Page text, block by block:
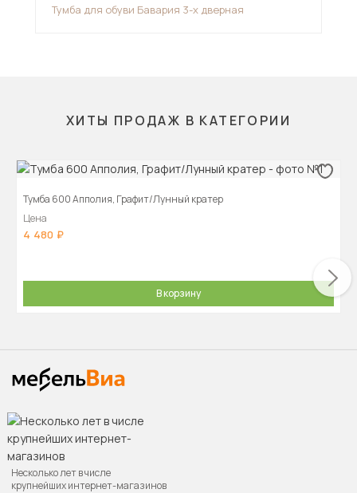
Тумба для обуви Бавария 3-х дверная
ХИТЫ ПРОДАЖ В КАТЕГОРИИ
Тумба 600 Апполия, Графит/Лунный кратер
Цена
4 480
В корзину
Несколько лет в числе
крупнейших интернет-магазинов